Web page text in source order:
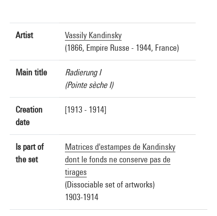
Artist
Vassily Kandinsky
(1866, Empire Russe - 1944, France)
Main title
Radierung I
(Pointe sèche I)
Creation
date
[1913 - 1914]
Is part of
the set
Matrices d'estampes de Kandinsky
dont le fonds ne conserve pas de
tirages
(Dissociable set of artworks)
1903-1914